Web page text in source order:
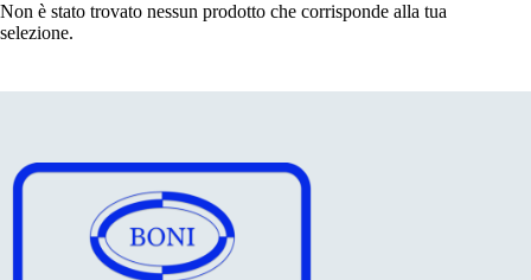
Non è stato trovato nessun prodotto che corrisponde alla tua
selezione.